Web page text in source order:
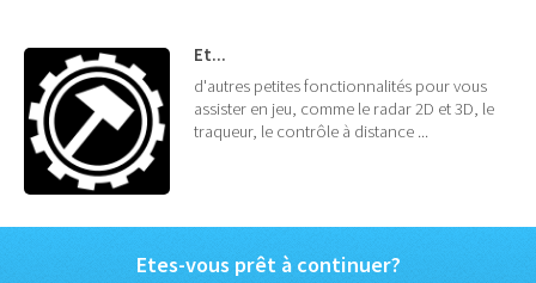
Et...
d'autres petites fonctionnalités pour vous
assister en jeu, comme le radar 2D et 3D, le
traqueur, le contrôle à distance ...
Etes-vous prêt à continuer?